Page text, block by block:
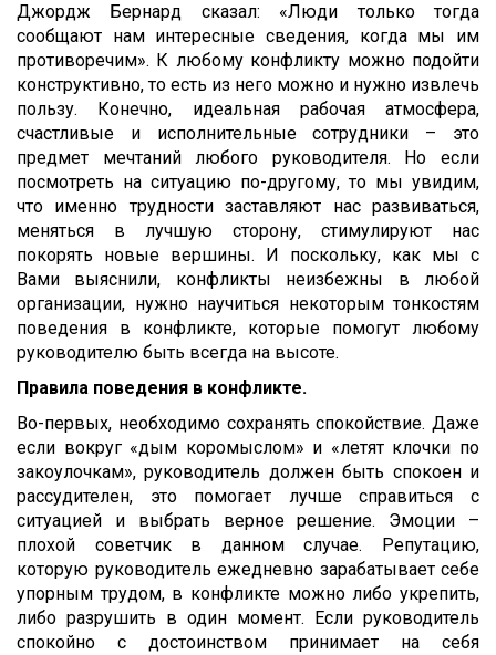
Джордж Бернард сказал: «Люди только тогда
сообщают нам интересные сведения, когда мы им
противоречим». К любому конфликту можно подойти
конструктивно, то есть из него можно и нужно извлечь
пользу. Конечно, идеальная рабочая атмосфера,
счастливые и исполнительные сотрудники – это
предмет мечтаний любого руководителя. Но если
посмотреть на ситуацию по-другому, то мы увидим,
что именно трудности заставляют нас развиваться,
меняться в лучшую сторону, стимулируют нас
покорять новые вершины. И поскольку, как мы с
Вами выяснили, конфликты неизбежны в любой
организации, нужно научиться некоторым тонкостям
поведения в конфликте, которые помогут любому
руководителю быть всегда на высоте.
Правила поведения в конфликте.
Во-первых, необходимо сохранять спокойствие. Даже
если вокруг «дым коромыслом» и «летят клочки по
закоулочкам», руководитель должен быть спокоен и
рассудителен, это помогает лучше справиться с
ситуацией и выбрать верное решение. Эмоции –
плохой советчик в данном случае. Репутацию,
которую руководитель ежедневно зарабатывает себе
упорным трудом, в конфликте можно либо укрепить,
либо разрушить в один момент. Если руководитель
спокойно с достоинством принимает на себя